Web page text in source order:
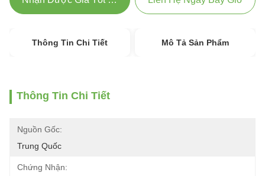
Thông Tin Chi Tiết Mô Tả Sản Phẩm
Thông Tin Chi Tiết
Nguồn Gốc:
Trung Quốc
Chứng Nhận: